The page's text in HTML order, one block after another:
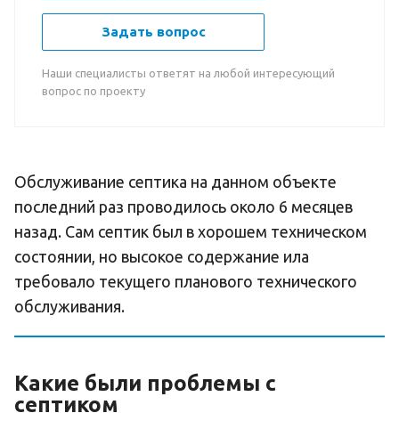
Задать вопрос
Наши специалисты ответят на любой интересующий
вопрос по проекту
Обслуживание септика на данном объекте
последний раз проводилось около 6 месяцев
назад. Сам септик был в хорошем техническом
состоянии, но высокое содержание ила
требовало текущего планового технического
обслуживания.
Какие были проблемы с
септиком